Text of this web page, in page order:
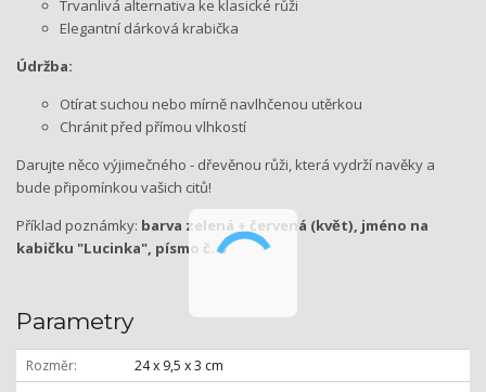
Trvanlivá alternativa ke klasické růži
Elegantní dárková krabička
Údržba:
Otírat suchou nebo mírně navlhčenou utěrkou
Chránit před přímou vlhkostí
Darujte něco výjimečného - dřevěnou růži, která vydrží navěky a
bude připomínkou vašich citů!
Příklad poznámky: barva zelená + červená (květ), jméno na
kabičku "Lucinka", písmo č. 4
Parametry
Rozměr
24 x 9,5 x 3 cm